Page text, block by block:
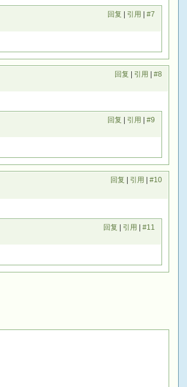
回复 引用 #7
回复 引用 #8
回复 引用 #9
回复 引用 #10
回复 引用 #11